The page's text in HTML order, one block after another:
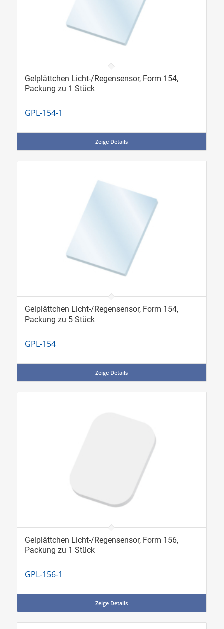
Gelplättchen Licht-/Regensensor, Form 154,
Packung zu 1 Stück
GPL-154-1
Zeige Details
Gelplättchen Licht-/Regensensor, Form 154,
Packung zu 5 Stück
GPL-154
Zeige Details
Gelplättchen Licht-/Regensensor, Form 156,
Packung zu 1 Stück
GPL-156-1
Zeige Details